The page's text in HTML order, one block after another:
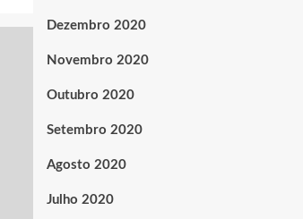
Dezembro 2020
Novembro 2020
Outubro 2020
Setembro 2020
Agosto 2020
Julho 2020